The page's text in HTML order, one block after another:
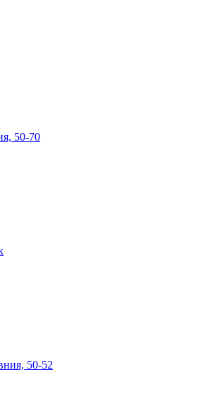
50-70
50-52